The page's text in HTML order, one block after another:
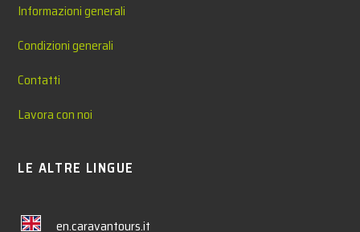
Informazioni generali
Condizioni generali
Contatti
Lavora con noi
LE ALTRE LINGUE
en.caravantours.it